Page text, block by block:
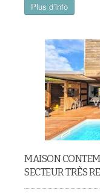
Plus d’info
MAISON
SECTEUR TRÈS